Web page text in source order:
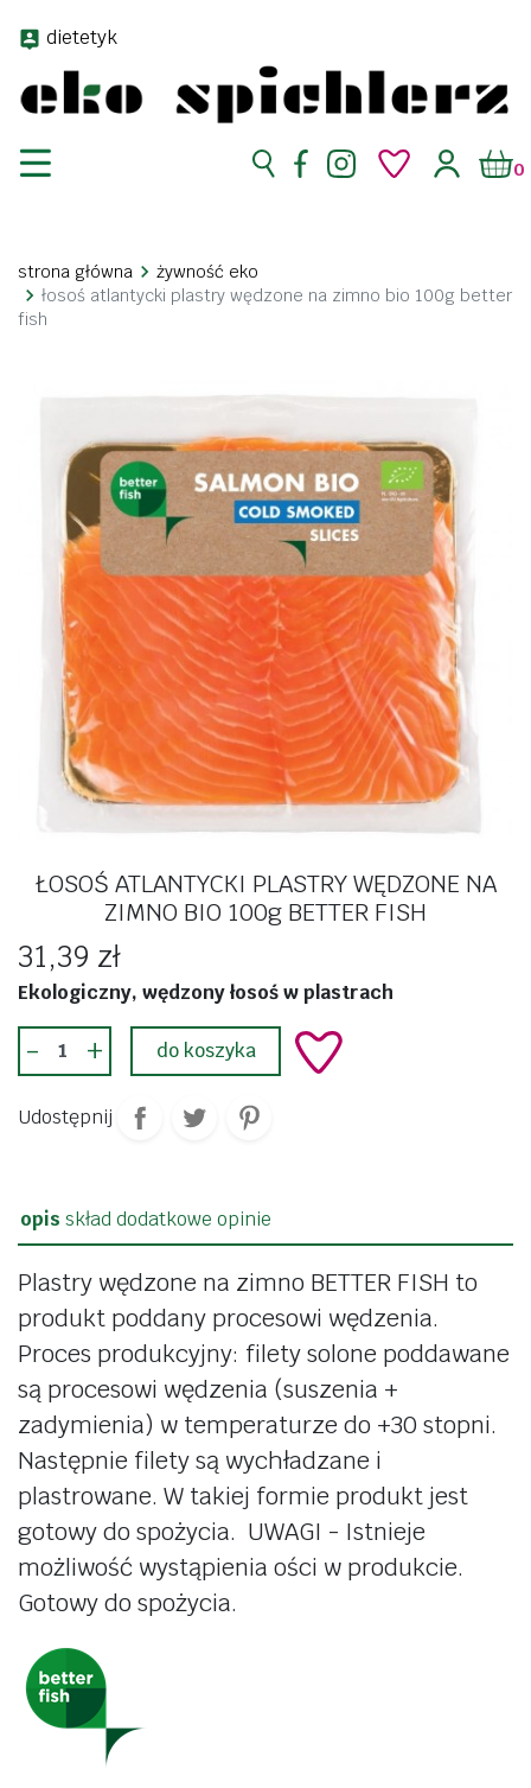
dietetyk
0
strona główna
żywność eko
łosoś atlantycki plastry wędzone na zimno bio 100g better
fish
ŁOSOŚ ATLANTYCKI PLASTRY WĘDZONE NA
ZIMNO BIO 100g BETTER FISH
31,39 zł
Ekologiczny, wędzony łosoś w plastrach
- + do koszyka
Udostępnij
opis skład dodatkowe opinie
Plastry wędzone na zimno BETTER FISH to
produkt poddany procesowi wędzenia.
Proces produkcyjny: filety solone poddawane
są procesowi wędzenia (suszenia +
zadymienia) w temperaturze do +30 stopni.
Następnie filety są wychładzane i
plastrowane. W takiej formie produkt jest
gotowy do spożycia. UWAGI - Istnieje
możliwość wystąpienia ości w produkcie.
Gotowy do spożycia.